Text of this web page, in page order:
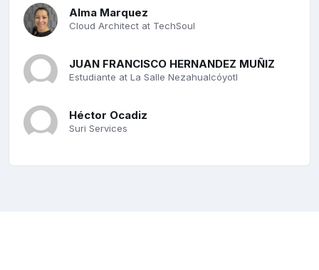
Alma Marquez
Cloud Architect at TechSoul
JUAN FRANCISCO HERNANDEZ MUÑIZ
Estudiante at La Salle Nezahualcóyotl
Héctor Ocadiz
Suri Services